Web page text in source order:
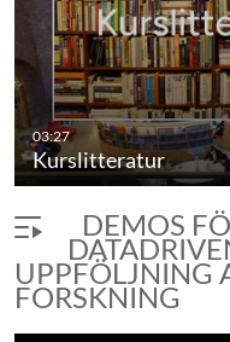
03:27
Kurslitteratur
DEMOS
UPPFÖLJNING
FORSKNING